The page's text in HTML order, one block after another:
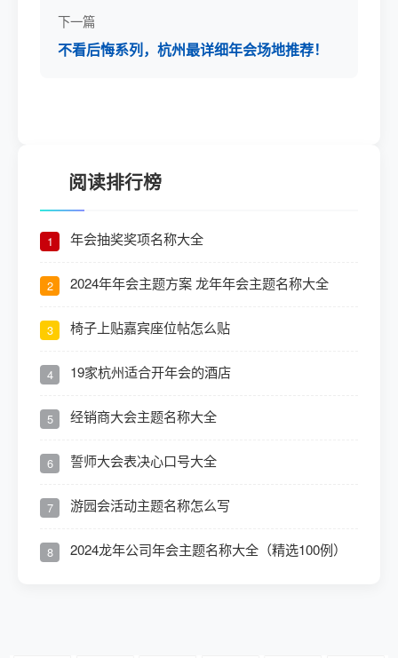
下一篇
不看后悔系列，杭州最详细年会场地推荐！
阅读排行榜
1 年会抽奖奖项名称大全
2 2024年年会主题方案 龙年年会主题名称大全
3 椅子上贴嘉宾座位帖怎么贴
4 19家杭州适合开年会的酒店
5 经销商大会主题名称大全
6 誓师大会表决心口号大全
7 游园会活动主题名称怎么写
8 2024龙年公司年会主题名称大全（精选100例）